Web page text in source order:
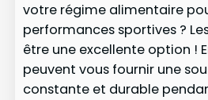
votre régime alimentaire
performances sportives ?
être une excellente option !
peuvent vous fournir une
constante et durable